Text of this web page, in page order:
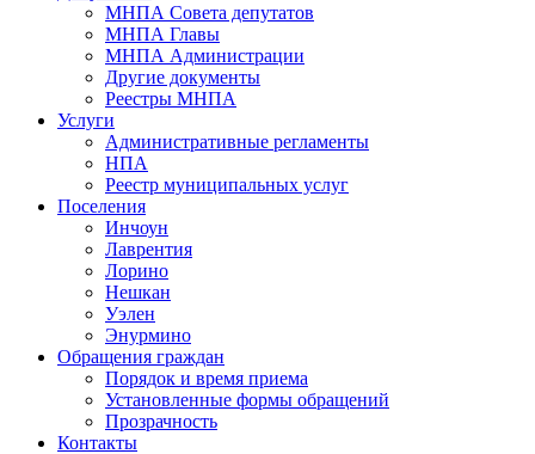
МНПА Совета депутатов
МНПА Главы
МНПА Администрации
Другие документы
Реестры МНПА
Услуги
Административные регламенты
НПА
Реестр муниципальных услуг
Поселения
Инчоун
Лаврентия
Лорино
Нешкан
Уэлен
Энурмино
Обращения граждан
Порядок и время приема
Установленные формы обращений
Прозрачность
Контакты